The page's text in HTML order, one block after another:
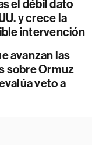
el débil dato
y crece la
intervención
avanzan las
sobre Ormuz
veto a